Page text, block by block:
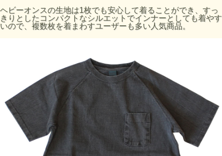
S 64 66.5 50
40.5
M
66 69 52.5
素材:100% Cotton / 9 oz Heavy Jersey
※メタルグレー：90% Cotton 10% Rayon / 9 oz Mock Twist
Jersey
染色技法
製品染め（反応染め）
製品染め（顔料染め）
※メタルグレー：先染め
※ご購入後、初めの数回は色落ちする事がありますので、単
品でのお洗濯をおすすめ致します。
ヘビーオンスの生地は1枚でも安心して着ることができ、すっ
きりとしたコンパクトなシルエットでインナーとしても着やす
いので、複数枚を着まわすユーザーも多い人気商品。